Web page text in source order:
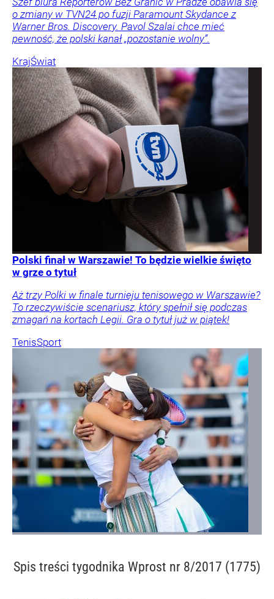
o zmiany w TVN24 po fuzji Paramount Skydance z
Warner Bros. Discovery. Pavol Szalai chce mieć
pewność, że polski kanał „pozostanie wolny”.
KrajŚwiat
Polski finał w Warszawie! To będzie wielkie święto
w grze o tytuł
Aż trzy Polki w finale turnieju tenisowego w Warszawie?
To rzeczywiście scenariusz, który spełnił się podczas
zmagań na kortach Legii. Gra o tytuł już w piątek!
TenisSport
Spis treści tygodnika Wprost nr 8/2017 (1775)